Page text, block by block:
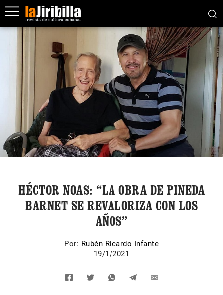
HÉCTOR NOAS: “LA OBRA DE PINEDA
BARNET SE REVALORIZA CON LOS
AÑOS”
Por: Rubén Ricardo Infante
19/1/2021